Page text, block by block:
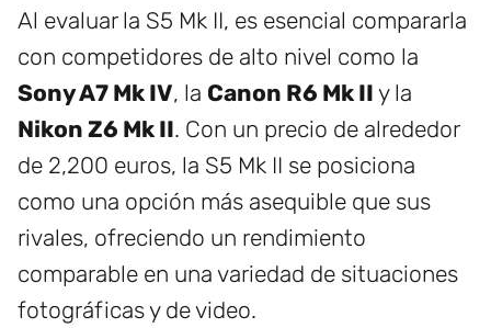
Al evaluar la S5 Mk II, es esencial compararla
con competidores de alto nivel como la
Sony A7 Mk IV, la Canon R6 Mk II y la
Nikon Z6 Mk II. Con un precio de alrededor
de 2,200 euros, la S5 Mk II se posiciona
como una opción más asequible que sus
rivales, ofreciendo un rendimiento
comparable en una variedad de situaciones
fotográficas y de video.